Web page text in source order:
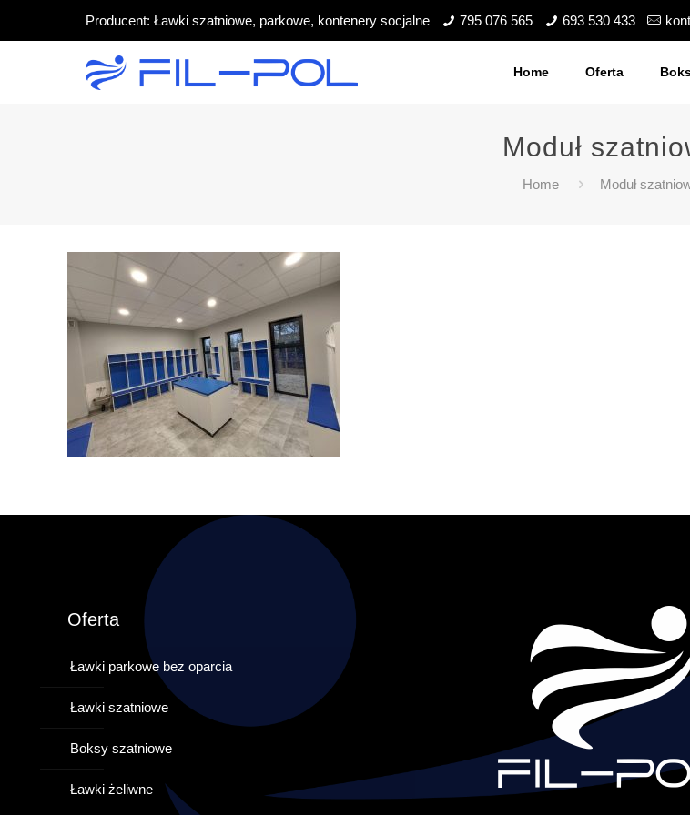
Producent: Ławki szatniowe, parkowe, kontenery socjalne 795 076 565 693 530 433
Home Oferta
Moduł
Home Moduł
Oferta
Ławki parkowe bez oparcia
Ławki szatniowe
Boksy szatniowe
Ławki żeliwne